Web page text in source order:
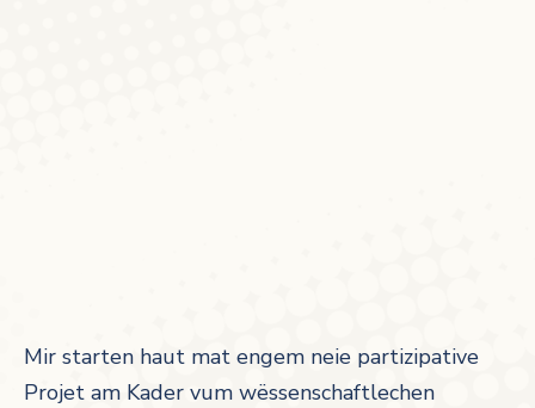
Mir starten haut mat engem neie partizipative
Projet am Kader vum wëssenschaftlechen